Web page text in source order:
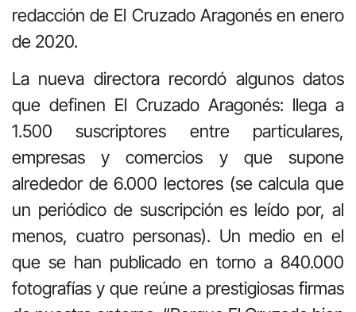
redacción de El Cruzado Aragonés en enero
de 2020.
La nueva directora recordó algunos datos
que definen El Cruzado Aragonés: llega a
1.500 suscriptores entre particulares,
empresas y comercios y que supone
alrededor de 6.000 lectores (se calcula que
un periódico de suscripción es leído por, al
menos, cuatro personas). Un medio en el
que se han publicado en torno a 840.000
fotografías y que reúne a prestigiosas firmas